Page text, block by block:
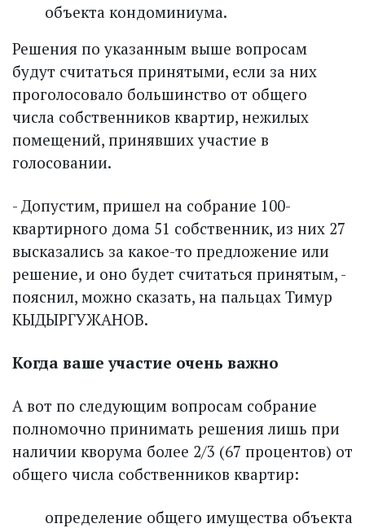
объекта кондоминиума.
Решения по указанным выше вопросам
будут считаться принятыми, если за них
проголосовало большинство от общего
числа собственников квартир, нежилых
помещений, принявших участие в
голосовании.
- Допустим, пришел на собрание 100-
квартирного дома 51 собственник, из них 27
высказались за какое-то предложение или
решение, и оно будет считаться принятым, -
пояснил, можно сказать, на пальцах Тимур
КЫДЫРГУЖАНОВ.
Когда ваше участие очень важно
А вот по следующим вопросам собрание
полномочно принимать решения лишь при
наличии кворума более 2/3 (67 процентов) от
общего числа собственников квартир:
определение общего имущества объекта